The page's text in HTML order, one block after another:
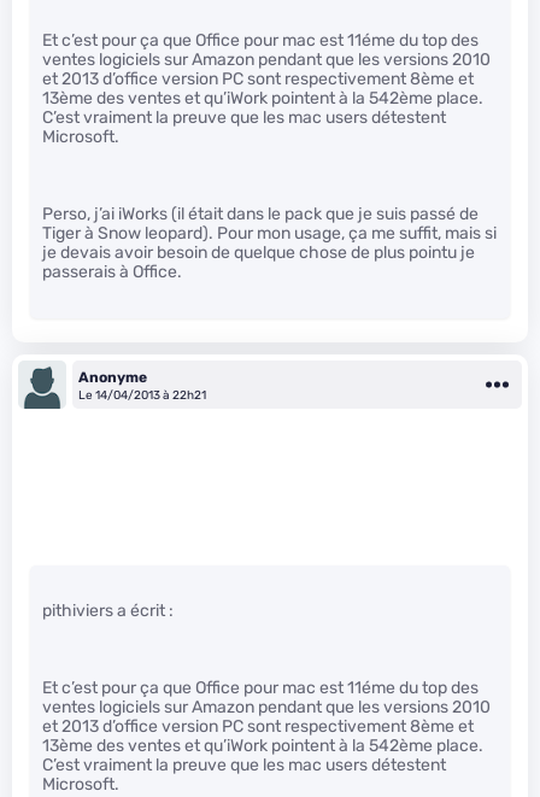
Et c’est pour ça que Office pour mac est 11éme du top des
ventes logiciels sur Amazon pendant que les versions 2010
et 2013 d’office version PC sont respectivement 8ème et
13ème des ventes et qu’iWork pointent à la 542ème place.
C’est vraiment la preuve que les mac users détestent
Microsoft.
Perso, j’ai iWorks (il était dans le pack que je suis passé de
Tiger à Snow leopard). Pour mon usage, ça me suffit, mais si
je devais avoir besoin de quelque chose de plus pointu je
passerais à Office.
Anonyme
Le 14/04/2013 à 22h21
pithiviers a écrit :
Et c’est pour ça que Office pour mac est 11éme du top des
ventes logiciels sur Amazon pendant que les versions 2010
et 2013 d’office version PC sont respectivement 8ème et
13ème des ventes et qu’iWork pointent à la 542ème place.
C’est vraiment la preuve que les mac users détestent
Microsoft.